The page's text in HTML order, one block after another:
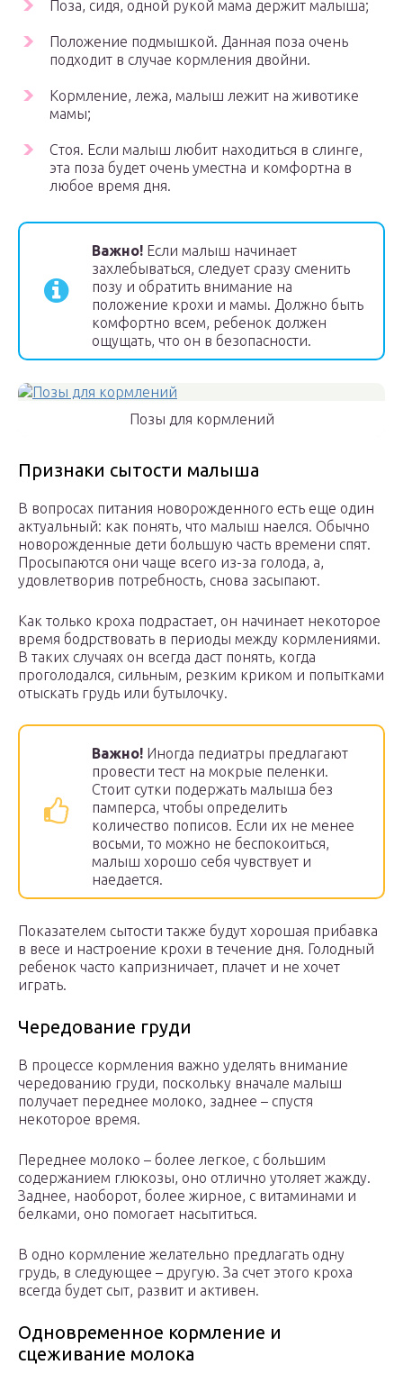
Поза, сидя, одной рукой мама держит малыша;
Положение подмышкой. Данная поза очень
подходит в случае кормления двойни.
Кормление, лежа, малыш лежит на животике
мамы;
Стоя. Если малыш любит находиться в слинге,
эта поза будет очень уместна и комфортна в
любое время дня.
Важно! Если малыш начинает
захлебываться, следует сразу сменить
позу и обратить внимание на
положение крохи и мамы. Должно быть
комфортно всем, ребенок должен
ощущать, что он в безопасности.
Позы для кормлений
Признаки сытости малыша
В вопросах питания новорожденного есть еще один
актуальный: как понять, что малыш наелся. Обычно
новорожденные дети большую часть времени спят.
Просыпаются они чаще всего из-за голода, а,
удовлетворив потребность, снова засыпают.
Как только кроха подрастает, он начинает некоторое
время бодрствовать в периоды между кормлениями.
В таких случаях он всегда даст понять, когда
проголодался, сильным, резким криком и попытками
отыскать грудь или бутылочку.
Важно! Иногда педиатры предлагают
провести тест на мокрые пеленки.
Стоит сутки подержать малыша без
памперса, чтобы определить
количество пописов. Если их не менее
восьми, то можно не беспокоиться,
малыш хорошо себя чувствует и
наедается.
Показателем сытости также будут хорошая прибавка
в весе и настроение крохи в течение дня. Голодный
ребенок часто капризничает, плачет и не хочет
играть.
Чередование груди
В процессе кормления важно уделять внимание
чередованию груди, поскольку вначале малыш
получает переднее молоко, заднее – спустя
некоторое время.
Переднее молоко – более легкое, с большим
содержанием глюкозы, оно отлично утоляет жажду.
Заднее, наоборот, более жирное, с витаминами и
белками, оно помогает насытиться.
В одно кормление желательно предлагать одну
грудь, в следующее – другую. За счет этого кроха
всегда будет сыт, развит и активен.
Одновременное кормление и
сцеживание молока